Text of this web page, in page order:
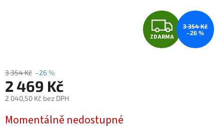
Z
D
ZDARMA
3 354 Kč
–26 %
3 354 Kč –26 %
2 469 Kč
2 040,50 Kč bez DPH
cena:
Momentálně nedostupné